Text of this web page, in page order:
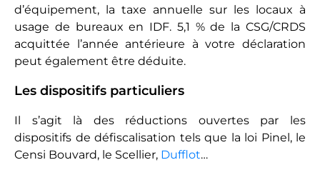
meublé non professionnel (LMNP), pour déclarer
leurs recettes locatives dans la catégorie des
bénéfices industriels et commerciaux
(BIC). Il apparaît, sous condition de louer en
meublé, encore plus avantageux que celui de la
location vide, pour les déductions de charge, avec
une liste de charges déductibles qui n’est pas
définie ;